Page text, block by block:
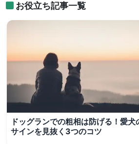
お役立ち記事一覧
ドッグランでの粗相は防げる！愛犬
サインを見抜く3つのコツ